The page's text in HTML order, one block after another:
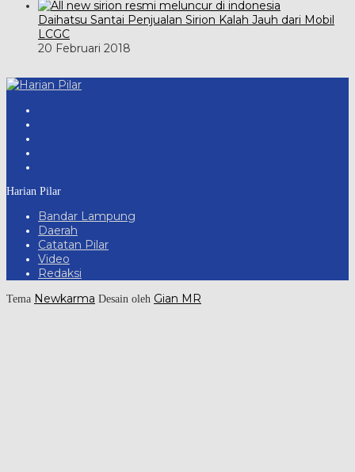
Daihatsu Santai Penjualan Sirion Kalah Jauh dari Mobil
LCGC
20 Februari 2018
Harian Pilar
Bandar Lampung
Daerah
Catatan Pilar
Video
Redaksi
Tema Newkarma Desain oleh Gian MR